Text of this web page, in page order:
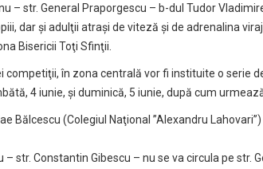
– str. General Praporgescu – b-dul Tudor
dar şi adulţii atraşi de viteză şi de adrenalina
Bisericii Toţi Sfinţii.
competiţii, în zona centrală vor fi instituite o serie
4 iunie, şi duminică, 5 iunie, după cum
Bălcescu (Colegiul Naţional ”Alexandru
– str. Constantin Gibescu – nu se va circula pe str.